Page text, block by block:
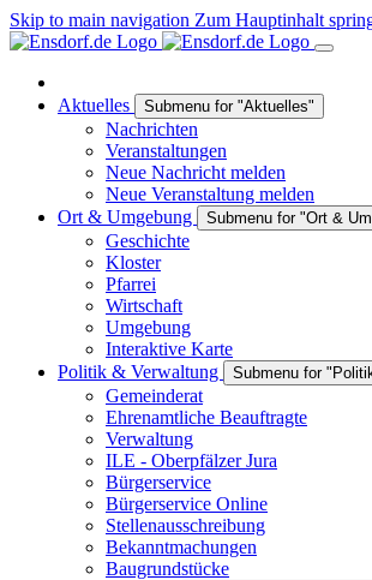
Skip to main navigation Zum Hauptinhalt
Aktuelles Submenu for "Aktuelles"
Nachrichten
Veranstaltungen
Neue Nachricht melden
Neue Veranstaltung melden
Ort & Umgebung
Submenu for "Ort &
Geschichte
Kloster
Pfarrei
Wirtschaft
Umgebung
Interaktive Karte
Politik & Verwaltung
Submenu for
Gemeinderat
Ehrenamtliche Beauftragte
Verwaltung
ILE - Oberpfälzer Jura
Bürgerservice
Bürgerservice Online
Stellenausschreibung
Bekanntmachungen
Baugrundstücke